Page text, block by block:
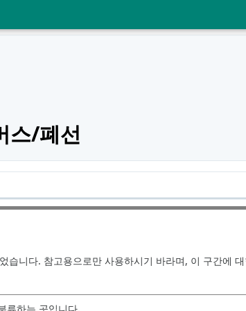
스/폐선
습니다. 참고용으로만 사용하시기 바라며, 이 구간에